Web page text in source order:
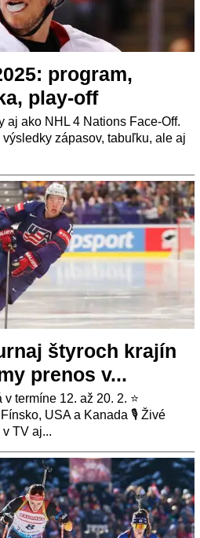
program,
play-off
aj ako NHL 4 Nations Face-Off.
zápasov, tabuľku, ale aj
štyroch krajín
prenos v...
termíne 12. až 20. 2. ⭐
USA a Kanada 🎙️ Živé
TV aj...